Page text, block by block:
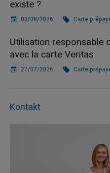
existe ?
03/08/2026 Carte
Utilisation responsable
avec la carte Veritas
27/07/2026 Carte
Kontakt